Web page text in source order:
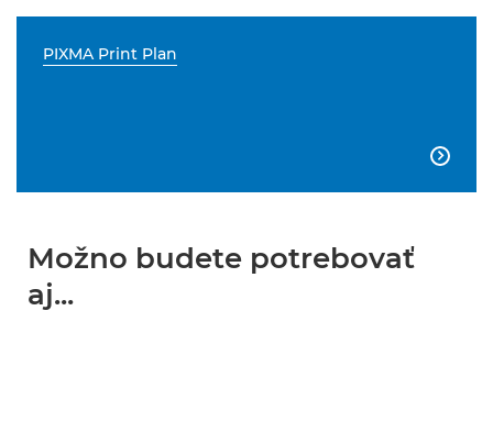
PIXMA Print Plan

Možno budete potrebovať
aj...